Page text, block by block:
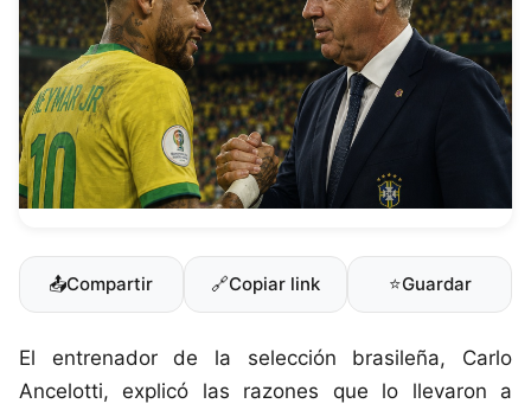
📤Compartir 🔗Copiar link ⭐Guardar
El entrenador de la selección brasileña, Carlo
Ancelotti, explicó las razones que lo llevaron a